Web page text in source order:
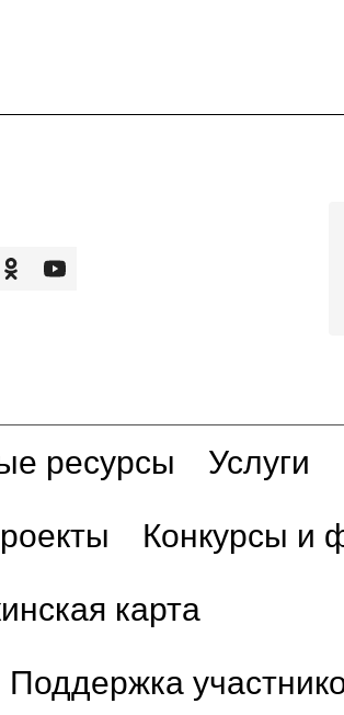
ресурсы Услуги
Конкурсы и
карта
Поддержка